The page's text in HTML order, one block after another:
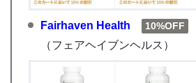
Fairhaven Health 10%OFF
（フェアヘイブンヘルス）